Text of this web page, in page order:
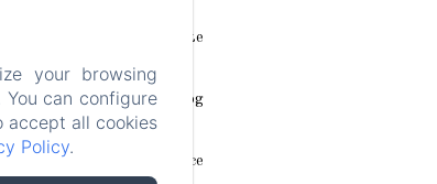
Plan du site
Blog
Legal notice
your browsing
can configure
accept all cookies
Policy.